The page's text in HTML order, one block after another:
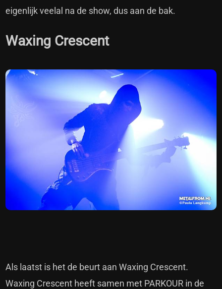
eigenlijk veelal na de show, dus aan de bak.
Waxing Crescent
Als laatst is het de beurt aan Waxing Crescent.
Waxing Crescent heeft samen met PARKOUR in de